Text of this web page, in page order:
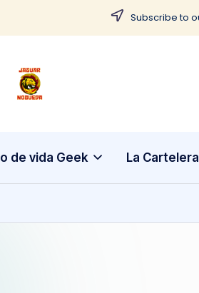
Subscribe to
J
g
u
a
CONTENIDO
de vida Geek La Cartelera